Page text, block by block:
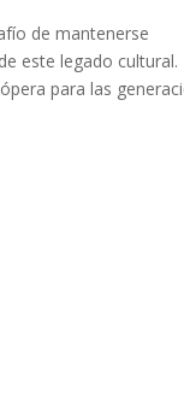
de mantenerse
este legado cultural.
para las